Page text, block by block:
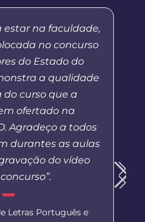
estar na faculdade,
no concurso
do Estado do
a qualidade
do curso que a
ofertado na
Agradeço a todos
durantes as aulas
do vídeo
Letras Português e